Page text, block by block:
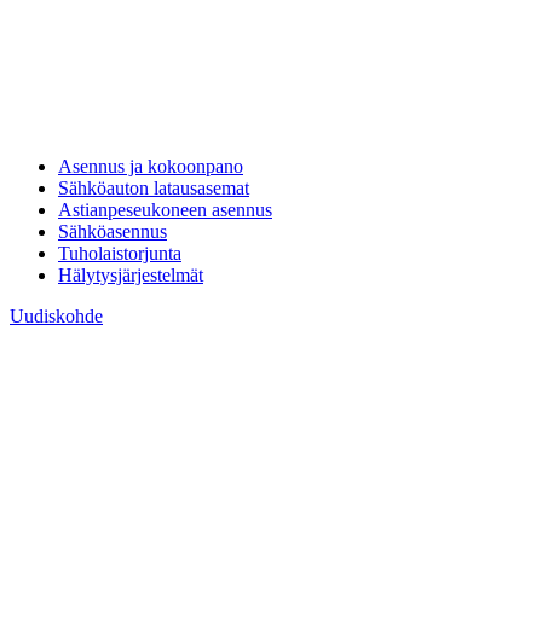
Asennus ja kokoonpano
Sähköauton latausasemat
Astianpeseukoneen asennus
Sähköasennus
Tuholaistorjunta
Hälytysjärjestelmät
Uudiskohde